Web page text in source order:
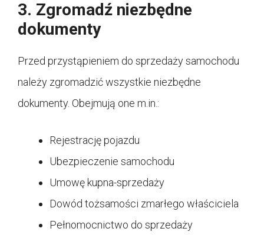
3. Zgromadź niezbędne
dokumenty
Przed przystąpieniem do sprzedaży samochodu
należy zgromadzić wszystkie niezbędne
dokumenty. Obejmują one m.in.:
Rejestrację pojazdu
Ubezpieczenie samochodu
Umowę kupna-sprzedaży
Dowód tożsamości zmarłego właściciela
Pełnomocnictwo do sprzedaży